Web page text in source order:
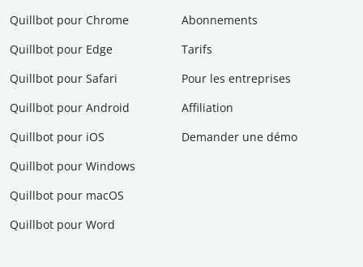
Quillbot pour Chrome
Quillbot pour Edge
Quillbot pour Safari
Quillbot pour Android
Quillbot pour iOS
Quillbot pour Windows
Quillbot pour macOS
Quillbot pour Word
Abonnements
Tarifs
Pour les entreprises
Affiliation
Demander une démo